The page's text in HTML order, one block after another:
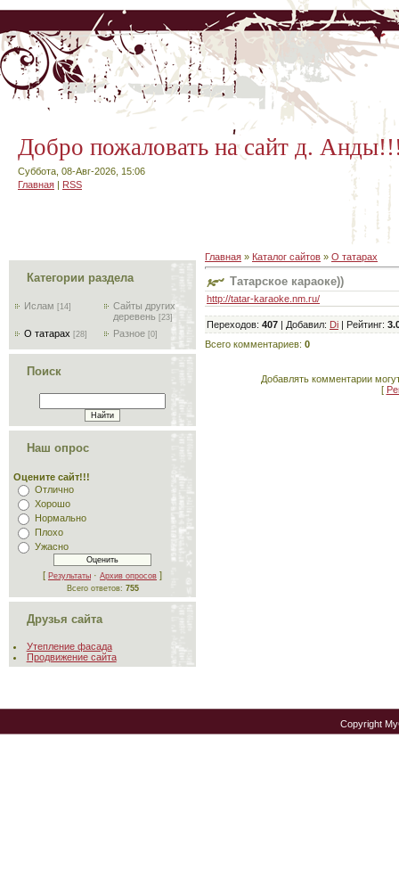
Добро пожаловать на сайт д.
Суббота, 08-Авг-2026, 15:06
Главная | RSS
Категории раздела
Ислам [14]
Сайты других
деревень [23]
О татарах [28] Разное [0]
Поиск
Наш опрос
Оцените сайт!!!
Отлично
Хорошо
Нормально
Плохо
Ужасно
[ Результаты · Архив опросов ]
Всего ответов: 755
Друзья сайта
Утепление фасада
Продвижение сайта
Главная » Каталог сайтов » О татарах
Татарское караоке))
http://tatar-karaoke.nm.ru/
Переходов: 407 | Добавил: Di | Рейтинг:
Всего комментариев: 0
Добавлять комментарии
[
Copyright